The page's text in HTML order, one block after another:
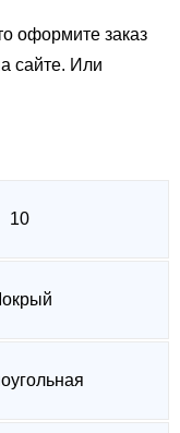
оформите заказ
сайте. Или
10